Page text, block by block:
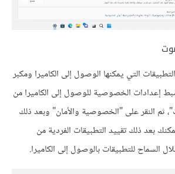
التي يمكنها الوصول إلى الكاميرا ومكبر
إعدادات الخصوصية للوصول إلى الكاميرا من
ثم النقر على "الخصوصية والأمان" وبعد ذلك
بعد ذلك تقييد التطبيقات الفردية من
السماح للتطبيقات بالوصول إلى الكاميرا.